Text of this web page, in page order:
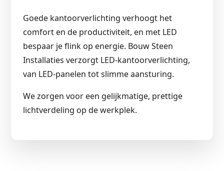
Goede kantoorverlichting verhoogt het
comfort en de productiviteit, en met LED
bespaar je flink op energie. Bouw Steen
Installaties verzorgt LED-kantoorverlichting,
van LED-panelen tot slimme aansturing.
We zorgen voor een gelijkmatige, prettige
lichtverdeling op de werkplek.